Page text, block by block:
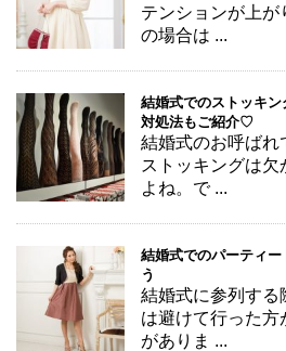
テンションが上が
の場合は ...
結婚式でのストッキ
対処法もご紹介♡
結婚式のお呼ばれ
ストッキングは
よね。で ...
結婚式でのパーティ
う
結婚式に参列する
は避けて行った
がありま ...